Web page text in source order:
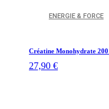
ENERGIE & FORCE
Créatine Monohydrate
27,90 €